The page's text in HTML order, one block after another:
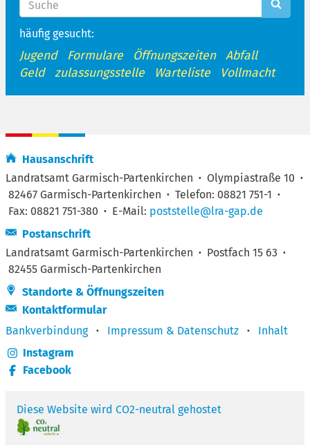
häufig gesucht:
Jugend Formulare Öffnungszeiten
Abfall
Geld
zulassungsstelle Warteliste Vollmacht
Hausanschrift
Landratsamt Garmisch-Partenkirchen · Olympiastraße 10 ·
82467 Garmisch-Partenkirchen · Telefon: 08821 751-1 ·
Fax: 08821 751-380 · E-Mail: poststelle@lra-gap.de
Postanschrift
Landratsamt Garmisch-Partenkirchen · Postfach 15 63 ·
82455 Garmisch-Partenkirchen
Standorte & Öffnungszeiten
Kontaktformular
Bankverbindung
· Impressum & Datenschutz ·
Inhalt
Instagram
Facebook
Diese Website wird CO2-neutral gehostet